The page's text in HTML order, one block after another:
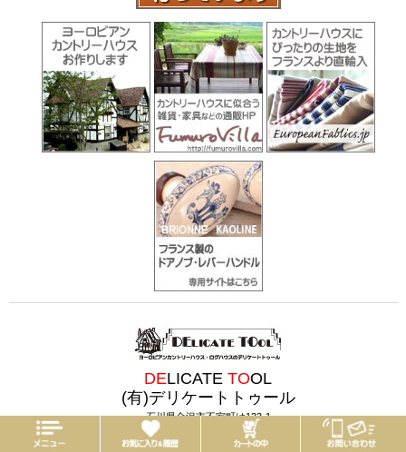
DELICATETOOL
(有)デリケートトゥール
石川県金沢市不室町は133-1
電話: 076-236-1315